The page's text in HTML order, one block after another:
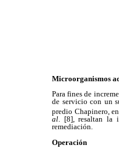
Microorganismos
Para fines de
de servicio con un
predio Chapinero,
al. [8], resaltan la
remediación.
Operación